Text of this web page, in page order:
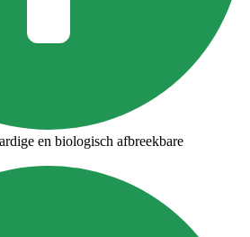
en biologisch afbreekbare